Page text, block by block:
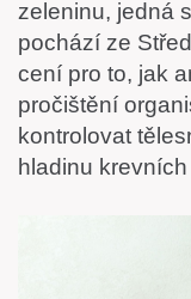
zeleninu, jedná
pochází ze
cení pro to, jak
pročištění
kontrolovat
hladinu